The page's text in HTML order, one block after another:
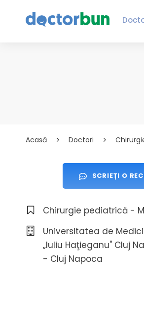
Acasă Doctori
SCRIEȚI O
Chirurgie pediatrică -
Universitatea de
„Iuliu Haţieganu" Cluj
- Cluj Napoca